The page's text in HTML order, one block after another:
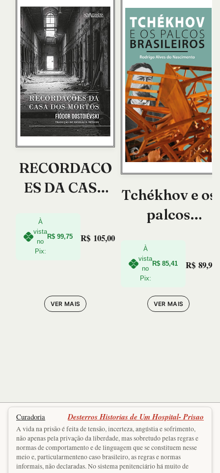
RECORDACO
ES DA CASA
À
vista
no
Pix:
R$ 99,75 R$ 105,00
VER MAIS
Tchékhov e os
palcos
À
vista
no
Pix:
R$ 85,41 R$ 89,90
VER MAIS
Curadoria Desterros Historias de Um Hospital- Prisao
A vida na prisão é feita de tensão, incerteza, angústia e sofrimento,
não apenas pela privação da liberdade, mas sobretudo pelas regras e
normas de comportamento e de linguagem que se constituem nesse
meio e, particularmenteno caso brasileiro, as regras e normas
informais, não declaradas. No sistema penitenciário há muito de